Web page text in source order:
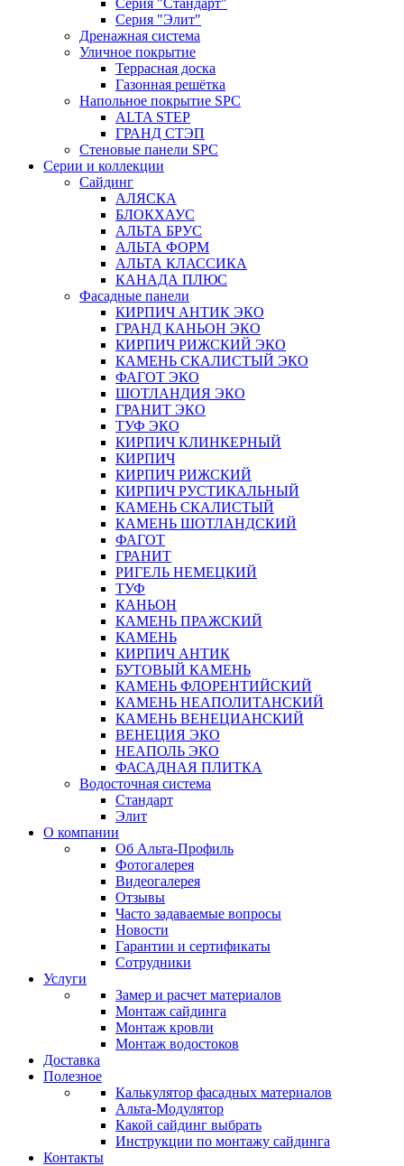
Серия "Стандарт"
Серия "Элит"
Дренажная система
Уличное покрытие
Террасная доска
Газонная решётка
Напольное покрытие SPC
ALTA STEP
ГРАНД СТЭП
Стеновые панели SPC
Серии и коллекции
Сайдинг
АЛЯСКА
БЛОКХАУС
АЛЬТА БРУС
АЛЬТА ФОРМ
АЛЬТА КЛАССИКА
КАНАДА ПЛЮС
Фасадные панели
КИРПИЧ АНТИК ЭКО
ГРАНД КАНЬОН ЭКО
КИРПИЧ РИЖСКИЙ ЭКО
КАМЕНЬ СКАЛИСТЫЙ ЭКО
ФАГОТ ЭКО
ШОТЛАНДИЯ ЭКО
ГРАНИТ ЭКО
ТУФ ЭКО
КИРПИЧ КЛИНКЕРНЫЙ
КИРПИЧ
КИРПИЧ РИЖСКИЙ
КИРПИЧ РУСТИКАЛЬНЫЙ
КАМЕНЬ СКАЛИСТЫЙ
КАМЕНЬ ШОТЛАНДСКИЙ
ФАГОТ
ГРАНИТ
РИГЕЛЬ НЕМЕЦКИЙ
ТУФ
КАНЬОН
КАМЕНЬ ПРАЖСКИЙ
КАМЕНЬ
КИРПИЧ АНТИК
БУТОВЫЙ КАМЕНЬ
КАМЕНЬ ФЛОРЕНТИЙСКИЙ
КАМЕНЬ НЕАПОЛИТАНСКИЙ
КАМЕНЬ ВЕНЕЦИАНСКИЙ
ВЕНЕЦИЯ ЭКО
НЕАПОЛЬ ЭКО
ФАСАДНАЯ ПЛИТКА
Водосточная система
Стандарт
Элит
О компании
Об Альта-Профиль
Фотогалерея
Видеогалерея
Отзывы
Часто задаваемые вопросы
Новости
Гарантии и сертификаты
Сотрудники
Услуги
Замер и расчет материалов
Монтаж сайдинга
Монтаж кровли
Монтаж водостоков
Доставка
Полезное
Калькулятор фасадных материалов
Альта-Модулятор
Какой сайдинг выбрать
Инструкции по монтажу сайдинга
Контакты